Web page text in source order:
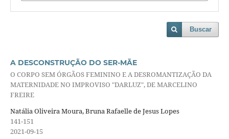
Buscar
A DESCONSTRUÇÃO DO SER-MÃE
O CORPO SEM ÓRGÃOS FEMININO E A DESROMANTIZAÇÃO DA
MATERNIDADE NO IMPROVISO "DARLUZ", DE MARCELINO
FREIRE
Natália Oliveira Moura, Bruna Rafaelle de Jesus Lopes
141-151
2021-09-15